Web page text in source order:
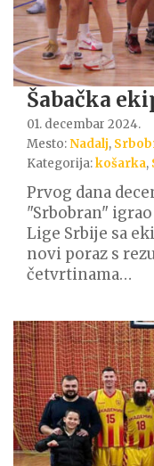
Šabačka
01. decembar 2024.
Mesto:Nadalj,
Kategorija:košarka,
Prvog dana
"Srbobran"
Lige Srbije sa
novi poraz s
četvrtinama…